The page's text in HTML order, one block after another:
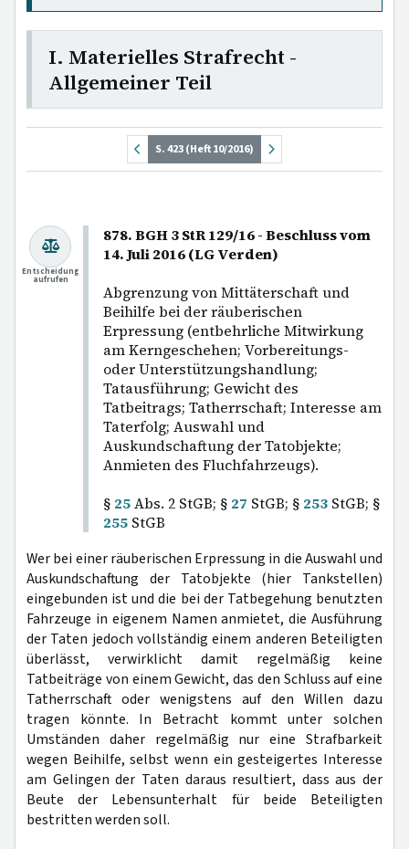
I. Materielles Strafrecht -
Allgemeiner Teil
S. 423 (Heft 10/2016)
878. BGH 3 StR 129/16 - Beschluss vom
14. Juli 2016 (LG Verden)
Abgrenzung von Mittäterschaft und
Beihilfe bei der räuberischen
Erpressung (entbehrliche Mitwirkung
am Kerngeschehen; Vorbereitungs-
oder Unterstützungshandlung;
Tatausführung; Gewicht des
Tatbeitrags; Tatherrschaft; Interesse am
Taterfolg; Auswahl und
Auskundschaftung der Tatobjekte;
Anmieten des Fluchfahrzeugs).
§ 25Abs. 2 StGB; § 27 StGB; § 253 StGB; §
255 StGB
Entscheidung
aufrufen
Wer bei einer räuberischen Erpressung in die Auswahl und
Auskundschaftung der Tatobjekte (hier Tankstellen)
eingebunden ist und die bei der Tatbegehung benutzten
Fahrzeuge in eigenem Namen anmietet, die Ausführung
der Taten jedoch vollständig einem anderen Beteiligten
überlässt, verwirklicht damit regelmäßig keine
Tatbeiträge von einem Gewicht, das den Schluss auf eine
Tatherrschaft oder wenigstens auf den Willen dazu
tragen könnte. In Betracht kommt unter solchen
Umständen daher regelmäßig nur eine Strafbarkeit
wegen Beihilfe, selbst wenn ein gesteigertes Interesse
am Gelingen der Taten daraus resultiert, dass aus der
Beute der Lebensunterhalt für beide Beteiligten
bestritten werden soll.